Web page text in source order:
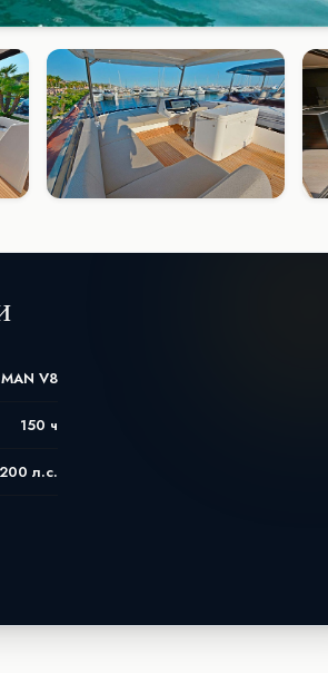
MAN V8
150 ч
л.с.